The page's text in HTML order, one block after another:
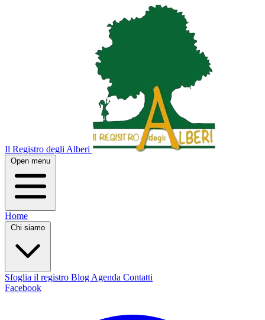
Il Registro degli Alberi
Open menu
Home
Chi siamo
Sfoglia il registro Blog Agenda Contatti
Facebook